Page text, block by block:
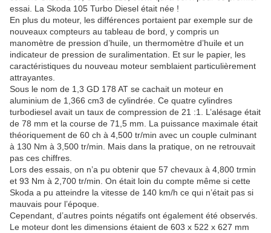
essai. La Skoda 105 Turbo Diesel était née !
En plus du moteur, les différences portaient par exemple sur de
nouveaux compteurs au tableau de bord, y compris un
manomètre de pression d’huile, un thermomètre d’huile et un
indicateur de pression de suralimentation. Et sur le papier, les
caractéristiques du nouveau moteur semblaient particulièrement
attrayantes.
Sous le nom de 1,3 GD 178 AT se cachait un moteur en
aluminium de 1,366 cm3 de cylindrée. Ce quatre cylindres
turbodiesel avait un taux de compression de 21 :1. L’alésage était
de 78 mm et la course de 71,5 mm. La puissance maximale était
théoriquement de 60 ch à 4,500 tr/min avec un couple culminant
à 130 Nm à 3,500 tr/min. Mais dans la pratique, on ne retrouvait
pas ces chiffres.
Lors des essais, on n’a pu obtenir que 57 chevaux à 4,800 trmin
et 93 Nm à 2,700 tr/min. On était loin du compte même si cette
Skoda a pu atteindre la vitesse de 140 km/h ce qui n’était pas si
mauvais pour l’époque.
Cependant, d’autres points négatifs ont également été observés.
Le moteur dont les dimensions étaient de 603 x 522 x 627 mm